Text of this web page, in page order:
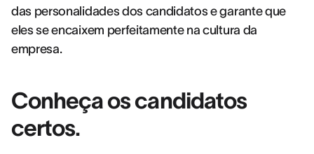
das personalidades dos candidatos e garante que
eles se encaixem perfeitamente na cultura da
empresa.
Conheça os candidatos
certos.